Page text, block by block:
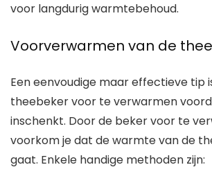
voor langdurig warmtebehoud.
Voorverwarmen van de
Een eenvoudige maar effectieve tip
theebeker voor te verwarmen
inschenkt. Door de beker voor te
voorkom je dat de warmte van de
gaat. Enkele handige methoden zijn: